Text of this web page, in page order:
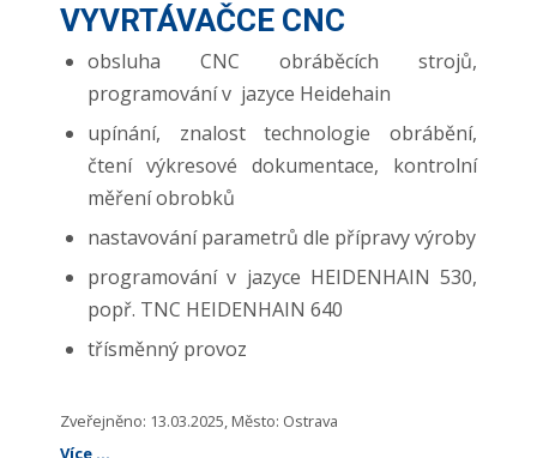
VYVRTÁVAČCE CNC
obsluha CNC obráběcích strojů,
programování v jazyce Heidehain
upínání, znalost technologie obrábění,
čtení výkresové dokumentace, kontrolní
měření obrobků
nastavování parametrů dle přípravy výroby
programování v jazyce HEIDENHAIN 530,
popř. TNC HEIDENHAIN 640
třísměnný provoz
Zveřejněno: 13.03.2025, Město: Ostrava
Více ...